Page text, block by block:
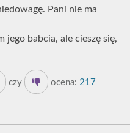
Pani nie ma
jego babcia, ale cieszę się,
czy ocena: 217